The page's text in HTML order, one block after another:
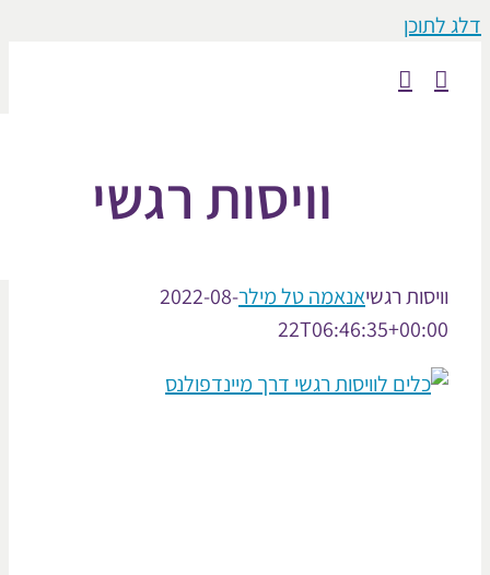
וויסות רגשי
רגשיאנאמה טל מילר2022-08-